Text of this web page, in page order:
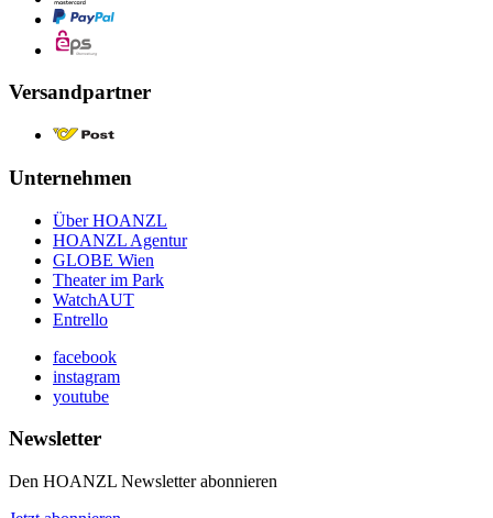
Versandpartner
Unternehmen
Über HOANZL
HOANZL Agentur
GLOBE Wien
Theater im Park
WatchAUT
Entrello
facebook
instagram
youtube
Newsletter
Den HOANZL Newsletter abonnieren